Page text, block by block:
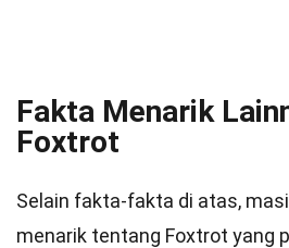
Fakta Menarik
Foxtrot
Selain fakta-fakta di atas,
menarik tentang Foxtrot yang